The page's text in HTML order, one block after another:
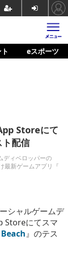
eスポーツ
Storeにて
配信
ディベロッパーの
最新ゲームアプリ『
シャルゲームデ
Storeにてスマ
』のテス